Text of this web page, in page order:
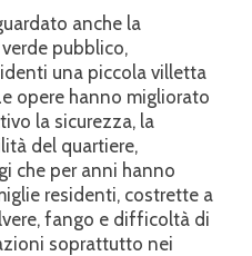
anche la
pubblico,
una piccola villetta
opere hanno migliorato
la sicurezza, la
del quartiere,
che per anni hanno
residenti, costrette a
fango e difficoltà di
soprattutto nei